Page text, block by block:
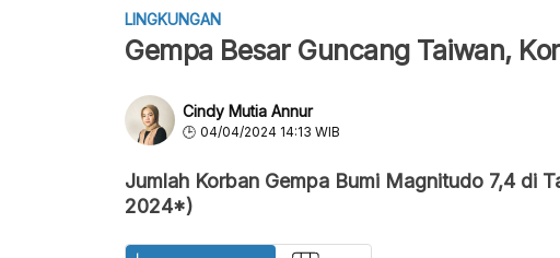
LINGKUNGAN
Gempa Besar Guncang Taiwan,
Cindy Mutia Annur
04/04/2024 14:13 WIB
Jumlah Korban Gempa Bumi Magnitudo 7,4 di
2024*)